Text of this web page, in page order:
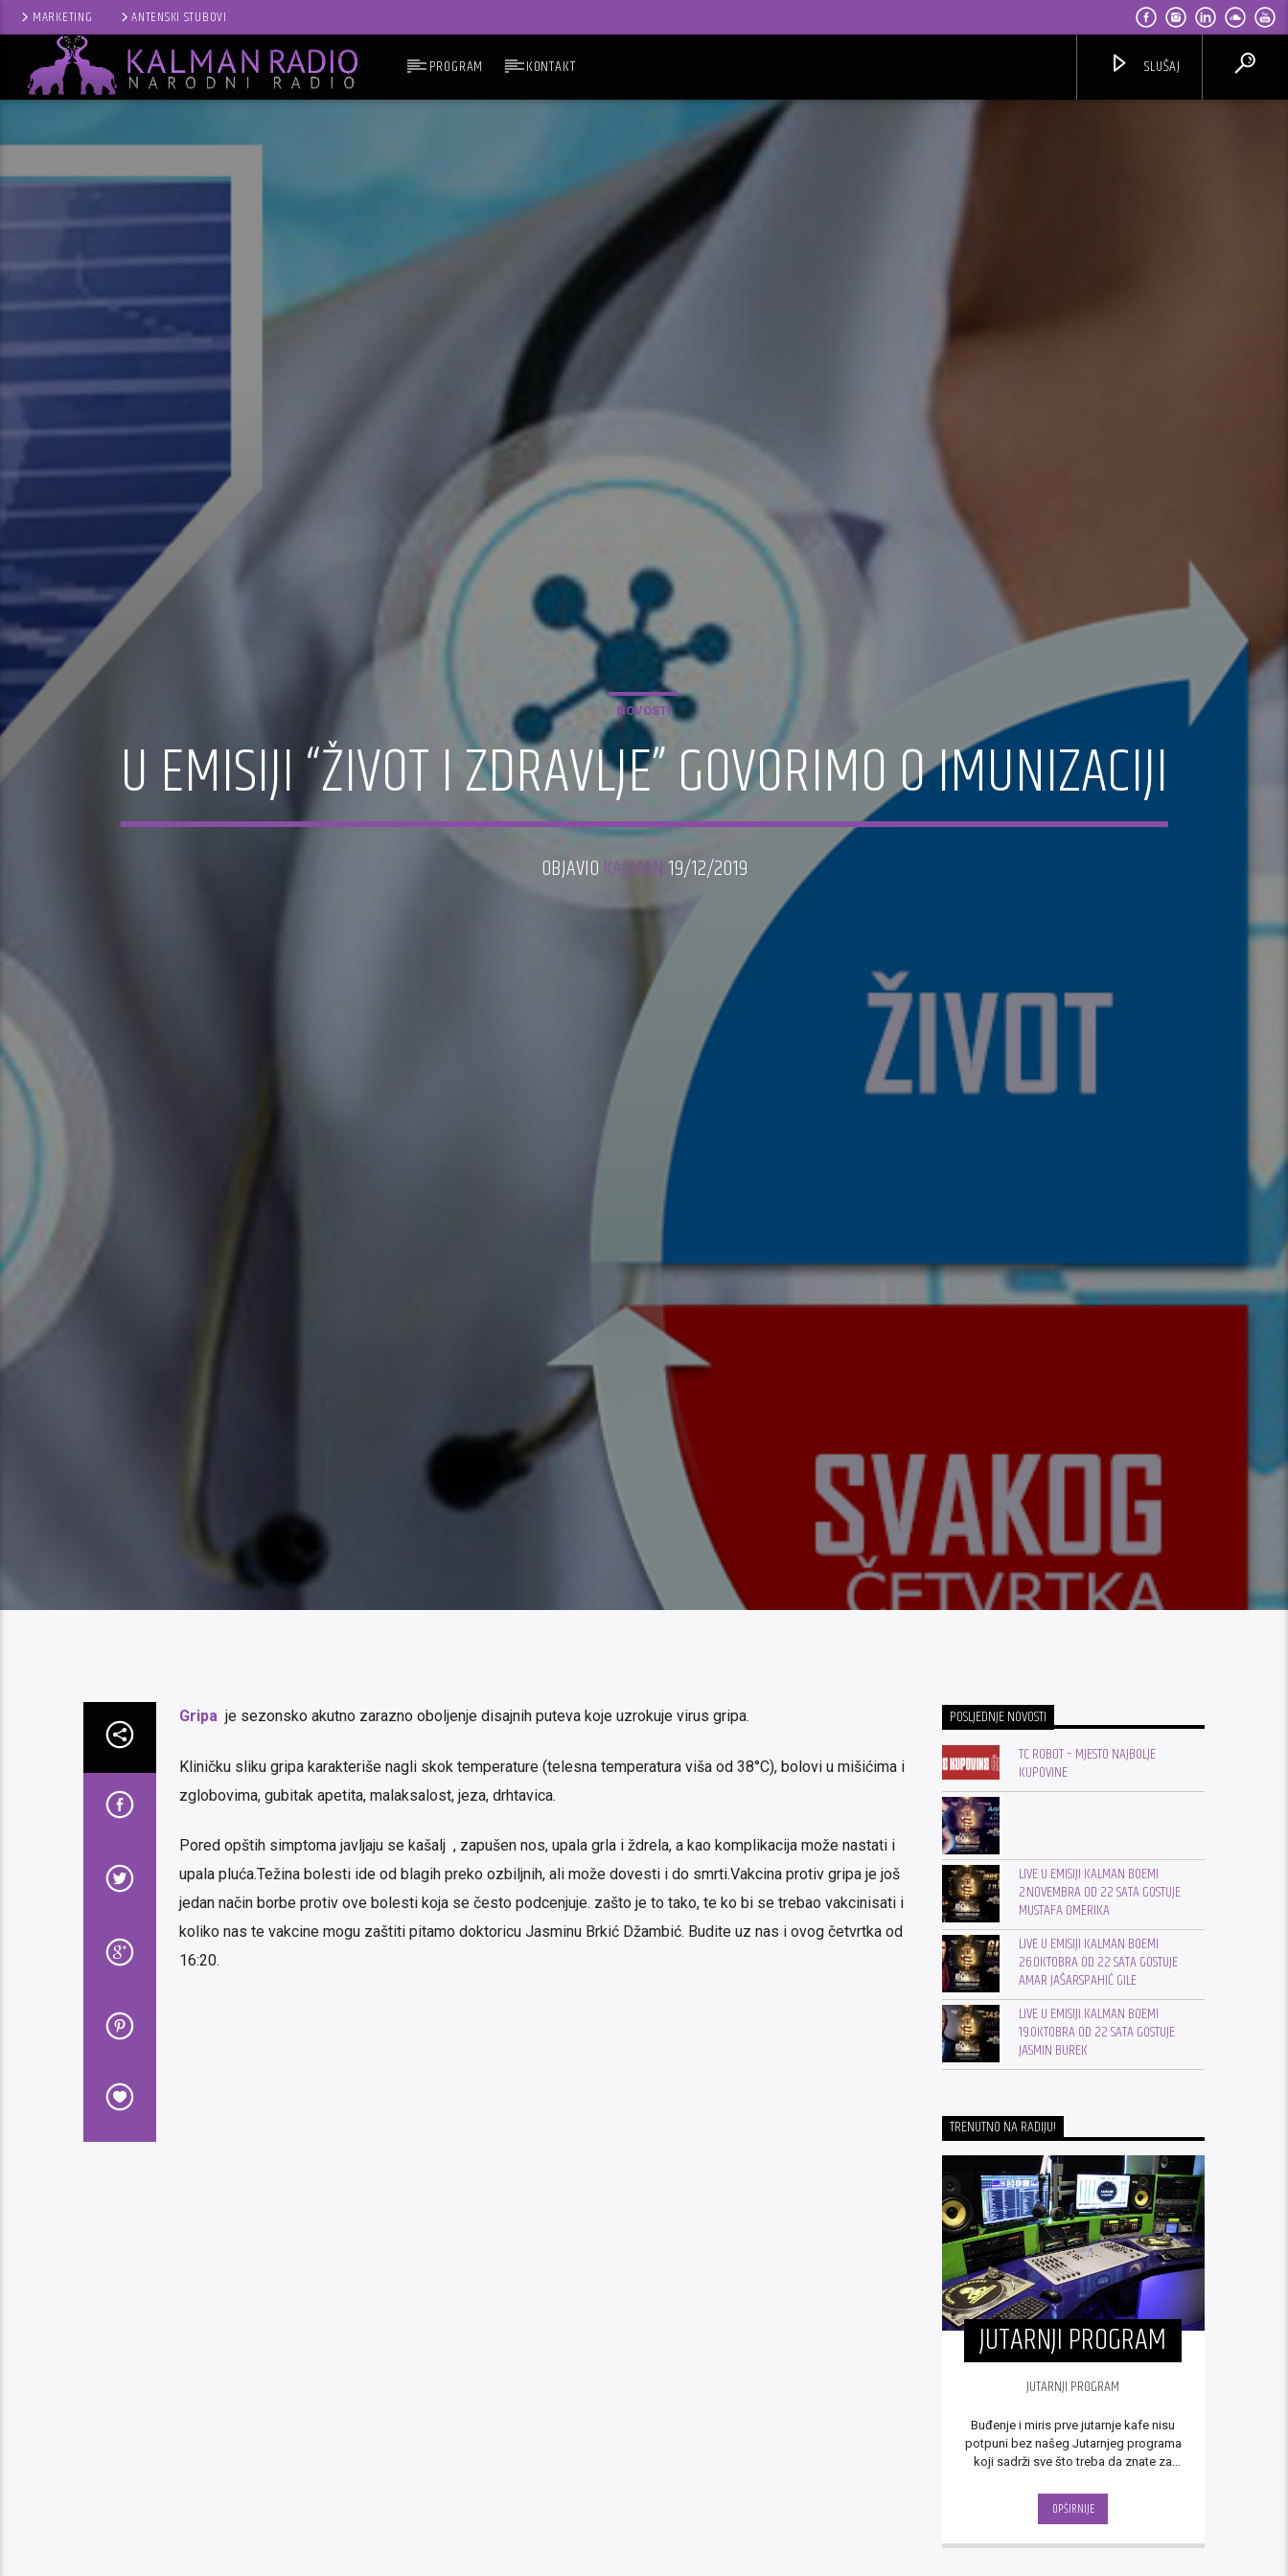
MARKETING ANTENSKI STUBOVI
PROGRAM KONTAKT SLUŠAJ
NOVOSTI
U EMISIJI “ŽIVOT I ZDRAVLJE” GOVORIMO O IMUNIZACIJI
OBJAVIO KALMAN19/12/2019
Gripa je sezonsko akutno zarazno oboljenje disajnih puteva koje uzrokuje virus gripa.
Kliničku sliku gripa karakteriše nagli skok temperature (telesna temperatura viša od 38°C), bolovi u mišićima i
zglobovima, gubitak apetita, malaksalost, jeza, drhtavica.
Pored opštih simptoma javljaju se kašalj , zapušen nos, upala grla i ždrela, a kao komplikacija može nastati i
upala pluća.Težina bolesti ide od blagih preko ozbiljnih, ali može dovesti i do smrti.Vakcina protiv gripa je još
jedan način borbe protiv ove bolesti koja se često podcenjuje. zašto je to tako, te ko bi se trebao vakcinisati i
koliko nas te vakcine mogu zaštiti pitamo doktoricu Jasminu Brkić Džambić. Budite uz nas i ovog četvrtka od
16:20.
POSLJEDNJE NOVOSTI
TC ROBOT – MJESTO NAJBOLJE
KUPOVINE
LIVE U EMISIJI KALMAN BOEMI
2.NOVEMBRA OD 22 SATA GOSTUJE
MUSTAFA OMERIKA
LIVE U EMISIJI KALMAN BOEMI
26.OKTOBRA OD 22 SATA GOSTUJE
AMAR JAŠARSPAHIĆ GILE
LIVE U EMISIJI KALMAN BOEMI
19.OKTOBRA OD 22 SATA GOSTUJE
JASMIN BUREK
TRENUTNO NA RADIJU!
JUTARNJI PROGRAM
JUTARNJI PROGRAM
Buđenje i miris prve jutarnje kafe nisu
potpuni bez našeg Jutarnjeg programa
koji sadrži sve što treba da znate za
OPŠIRNIJE